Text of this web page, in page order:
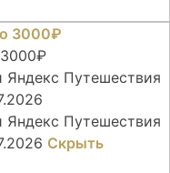
Путешествия
Путешествия
Скрыть